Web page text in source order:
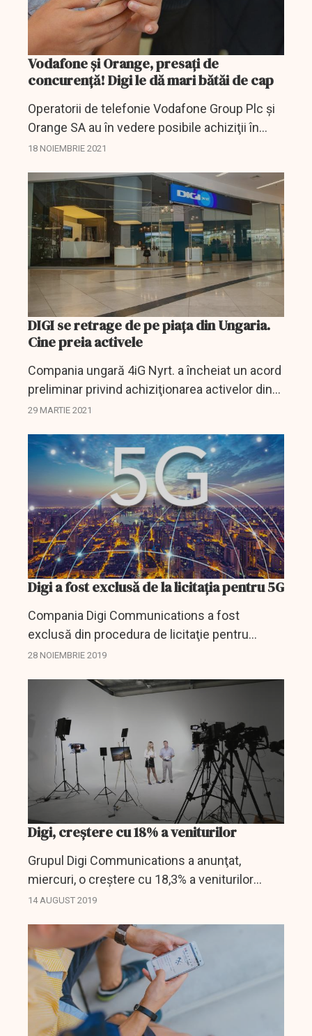
Vodafone şi Orange, presați de
concurență! Digi le dă mari bătăi de cap
Operatorii de telefonie Vodafone Group Plc şi
Orange SA au în vedere posibile achiziţii în
Spania, ca o modalitate pentru a limita
concurenţiale pieţe din...
18 NOIEMBRIE 2021
DIGI se retrage de pe piața din Ungaria.
Cine preia activele
Compania ungară 4iG Nyrt. a încheiat un acord
preliminar privind achiziţionarea activelor din
Ungaria ale grupului DIGI, deţinut de consorţiul
comunicat...
29 MARTIE 2021
Digi a fost exclusă de la licitația pentru 5G
Compania Digi Communications a fost
exclusă din procedura de licitaţie pentru
acordarea de frecvenţe de telefonie mobilă 5G
pentru Media şi...
28 NOIEMBRIE 2019
Digi, creștere cu 18% a veniturilor
Grupul Digi Communications a anunţat,
miercuri, o creştere cu 18,3% a veniturilor
consolidate în primul semestru, faţă de
milioane euro, dar o...
14 AUGUST 2019